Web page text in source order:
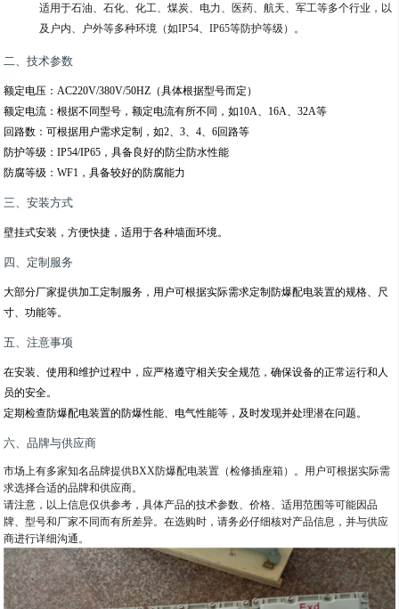
适用于石油、石化、化工、煤炭、电力、医药、航天、军工等多个行业，以
及户内、户外等多种环境（如IP54、IP65等防护等级）。
二、技术参数
额定电压 ：AC220V/380V/50HZ（具体根据型号而定）
额定电流 ：根据不同型号，额定电流有所不同，如10A、16A、32A等
回路数 ：可根据用户需求定制，如2、3、4、6回路等
防护等级 ：IP54/IP65，具备良好的防尘防水性能
防腐等级 ：WF1，具备较好的防腐能力
三、安装方式
壁挂式安装，方便快捷，适用于各种墙面环境。
四、定制服务
大部分厂家提供加工定制服务，用户可根据实际需求定制防爆配电装置的规格、尺
寸、功能等。
五、注意事项
在安装、使用和维护过程中，应严格遵守相关安全规范，确保设备的正常运行和人
员的安全。
定期检查防爆配电装置的防爆性能、电气性能等，及时发现并处理潜在问题。
六、品牌与供应商
市场上有多家知名品牌提供BXX防爆配电装置（检修插座箱）。用户可根据实际需
求选择合适的品牌和供应商。
请注意，以上信息仅供参考，具体产品的技术参数、价格、适用范围等可能因品
牌、型号和厂家不同而有所差异。在选购时，请务必仔细核对产品信息，并与供应
商进行详细沟通。